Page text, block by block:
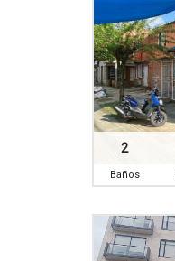
2
Baños